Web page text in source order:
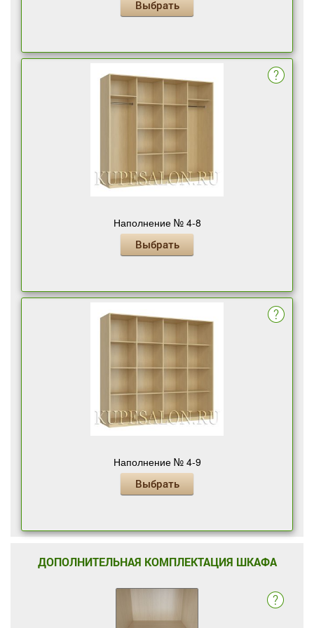
Выбрать
Наполнение № 4-8
Выбрать
Наполнение № 4-9
Выбрать
ДОПОЛНИТЕЛЬНАЯ КОМПЛЕКТАЦИЯ ШКАФА